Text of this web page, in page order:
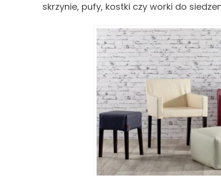
skrzynie, pufy, kostki czy worki do